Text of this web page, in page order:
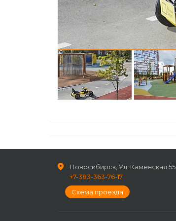
Новосибирск, Ул. Каменская 55
+7-383-363-76-17
Схема проезда